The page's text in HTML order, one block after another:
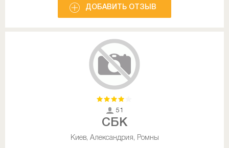
ДОБАВИТЬ ОТЗЫВ
51
СБК
Киев, Александрия, Ромны